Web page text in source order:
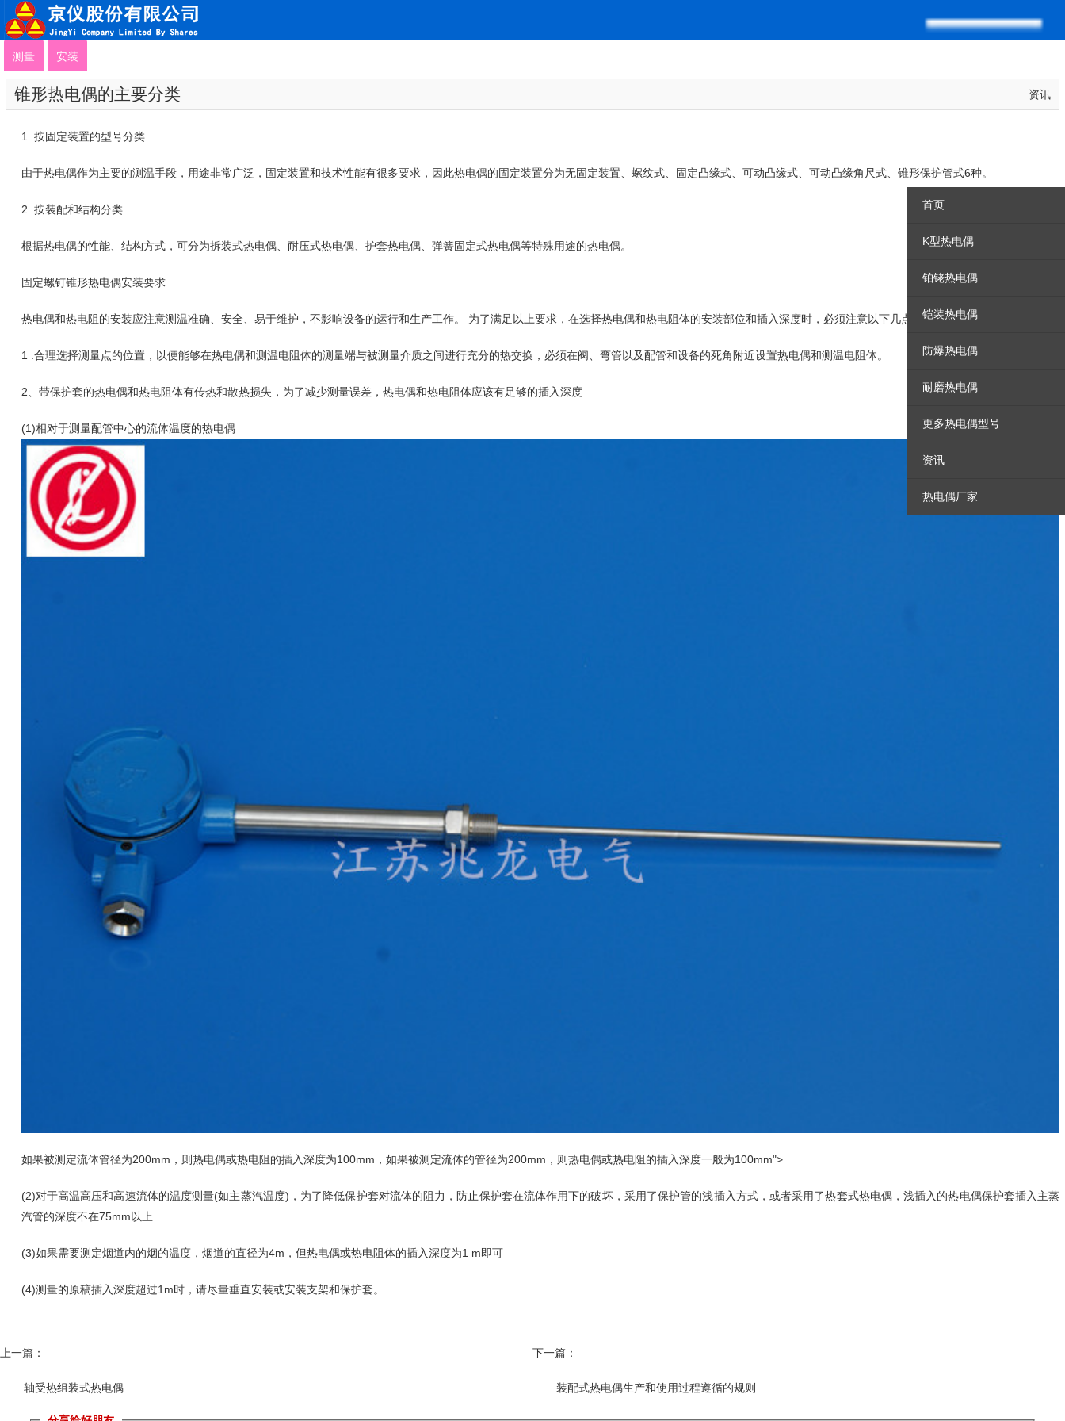
首页
K型热电偶
铂铑热电偶
铠装热电偶
防爆热电偶
耐磨热电偶
更多热电偶型号
资讯
热电偶厂家
测量 安装
锥形热电偶的主要分类 资讯
1 .按固定装置的型号分类
由于热电偶作为主要的测温手段，用途非常广泛，固定装置和技术性能有很多要求，因此热电偶的固定装置分为无固定装置、螺纹式、固定凸缘式、可动凸缘式、可动凸缘角尺式、锥形保护管式6种。
2 .按装配和结构分类
根据热电偶的性能、结构方式，可分为拆装式热电偶、耐压式热电偶、护套热电偶、弹簧固定式热电偶等特殊用途的热电偶。
固定螺钉锥形热电偶安装要求
热电偶和热电阻的安装应注意测温准确、安全、易于维护，不影响设备的运行和生产工作。 为了满足以上要求，在选择热电偶和热电阻体的安装部位和插入深度时，必须注意以下几点
1 .合理选择测量点的位置，以便能够在热电偶和测温电阻体的测量端与被测量介质之间进行充分的热交换，必须在阀、弯管以及配管和设备的死角附近设置热电偶和测温电阻体。
2、带保护套的热电偶和热电阻体有传热和散热损失，为了减少测量误差，热电偶和热电阻体应该有足够的插入深度
(1)相对于测量配管中心的流体温度的热电偶
如果被测定流体管径为200mm，则热电偶或热电阻的插入深度为100mm，如果被测定流体的管径为200mm，则热电偶或热电阻的插入深度一般为100mm">
(2)对于高温高压和高速流体的温度测量(如主蒸汽温度)，为了降低保护套对流体的阻力，防止保护套在流体作用下的破坏，采用了保护管的浅插入方式，或者采用了热套式热电偶，浅插入的热电偶保护套插入主蒸
汽管的深度不在75mm以上
(3)如果需要测定烟道内的烟的温度，烟道的直径为4m，但热电偶或热电阻体的插入深度为1 m即可
(4)测量的原稿插入深度超过1m时，请尽量垂直安装或安装支架和保护套。
上一篇：
轴受热组装式热电偶
下一篇：
装配式热电偶生产和使用过程遵循的规则